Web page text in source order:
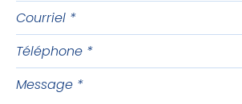
nom
Courriel
Téléphone
Message